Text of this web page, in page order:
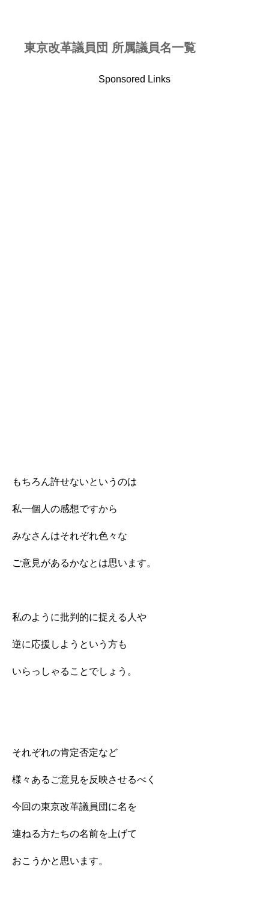
東京改革議員団 所属議員名一覧
Sponsored Links
もちろん許せないというのは
私一個人の感想ですから
みなさんはそれぞれ色々な
ご意見があるかなとは思います。
私のように批判的に捉える人や
逆に応援しようという方も
いらっしゃることでしょう。
それぞれの肯定否定など
様々あるご意見を反映させるべく
今回の東京改革議員団に名を
連ねる方たちの名前を上げて
おこうかと思います。